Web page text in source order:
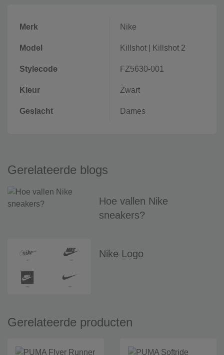
Merk Nike
Model Killshot Killshot 2
Stylecode FZ5630-001
Kleur Zwart
Geslacht Dames
Gerelateerde blogs
Hoe vallen Nike
sneakers?
Nike Logo
Gerelateerde producten